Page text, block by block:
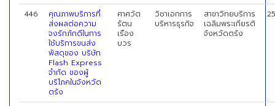
446
คุณภาพบริการที่
ส่งผลต่อความ
จงรักภักดีในการ
ใช้บริการขนส่ง
พัสดุของ บริษัท
Flash Express
จำกัด ของผู้
บริโภคในจังหวัด
ตรัง
ศาศวัต
รัตน
เรือง
บวร
วิชาเอกการ
บริหารธุรกิจ
สาขาวิทยบริการ
เฉลิมพระเกียรติ
จังหวัดตรัง